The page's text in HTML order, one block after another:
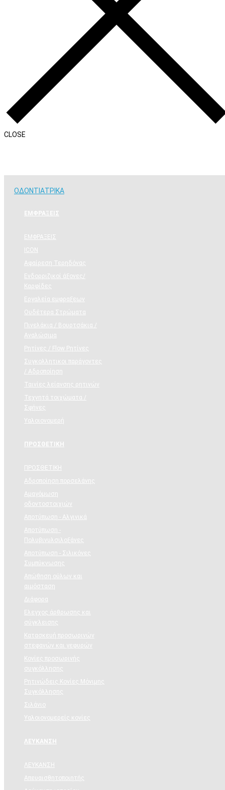
CLOSE
ΟΔΟΝΤΙΑΤΡΙΚΑ
ΕΜΦΡΑΞΕΙΣ
ΕΜΦΡΑΞΕΙΣ
ICON
Αφαίρεση Τερηδόνας
Ενδορριζικοί άξονες/
Καρφίδες
Εργαλεία εμφραξεων
Ουδέτερα Στρώματα
Πινελάκια / Βουρτσάκια /
Αναλώσιμα
Ρητίνες / Flow Ρητίνες
Συγκολλητικοι παράγοντες
/ Αδροποίηση
Ταινίες λείανσης ρητινών
Τεχνητά τοιχώματα /
Σφήνες
Υαλοιονομερή
ΠΡΟΣΘΕΤΙΚΗ
ΠΡΟΣΘΕΤΙΚΗ
Αδροποίηση πορσελάνης
Αμαγόμωση
οδοντοστοιχιών
Αποτύπωση - Αλγινικά
Αποτύπωση -
Πολυβινυλσιλοξάνες
Αποτύπωση - Σιλικόνες
Συμπύκνωσης
Απώθηση ούλων και
αιμόσταση
Διάφορα
Ελεγχος άρθρωσης και
σύγκλεισης
Κατασκευή προσωρινών
στεφανών και γεφυρών
Κονίες προσωρινής
συγκόλλησης
Ρητινώδεις Κονίες Μόνιμης
Συγκόλλησης
Σιλάνιο
Υαλοιονομερείς κονίες
ΛΕΥΚΑΝΣΗ
ΛΕΥΚΑΝΣΗ
Απευαισθητοποιητής